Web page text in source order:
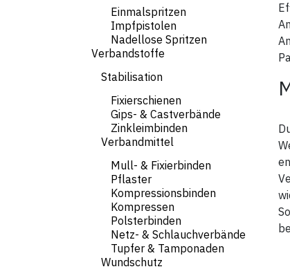
Einmalspritzen
Impfpistolen
Nadellose Spritzen
Verbandstoffe
Stabilisation
Fixierschienen
Gips- & Castverbände
Zinkleimbinden
Verbandmittel
Mull- & Fixierbinden
Pflaster
Kompressionsbinden
Kompressen
Polsterbinden
Netz- & Schlauchverbände
Tupfer & Tamponaden
Wundschutz